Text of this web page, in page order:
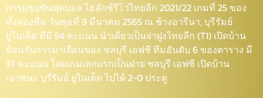
การแข่งขันฟุตบอล ไฮลักซ์รีโว่ไทยลีก 2021/22 เกมที่ 25 ของ
ทั้งสองทีม วันพุธที่ 9 มีนาคม 2565 ณ ช้างอารีนา, บุรีรัมย์
ยูไนเต็ด ที่มี 54 คะแนน นำเดี่ยวเป็นจ่าฝูงไทยลีก (T1) เปิดบ้าน
ต้อนรับการมาเยือนของ ชลบุรี เอฟซี ทีมอันดับ 6 ของตาราง มี
37 คะแนน โดยเกมเลกแรกเป็นฝ่าย ชลบุรี เอฟซี เปิดบ้าน
เอาชนะ บุรีรัมย์ ยูไนเต็ด ไปได้ 2-0 ประตู